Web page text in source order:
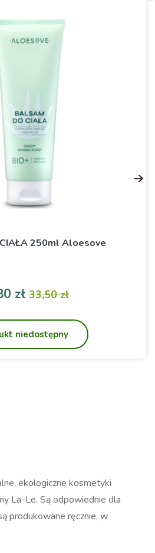
250ml Aloesove
złCena podstawowa
33,50 zł
niedostępny
ekologiczne kosmetyki
La-Le. Są odpowiednie dla
produkowane ręcznie, w